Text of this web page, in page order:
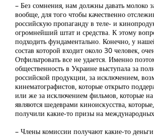
– Без сомнения, нам должны давать молоко
вообще, для того чтобы качественно
российскую пропаганду в теле- и
огромнейший штат и средства. К этому
подходить фундаментально. Конечно, у
состав которой входит около 30 человек,
Отфильтровать все не удается. Именно
общественность в Украине выступала за
российской продукции, за исключением,
кинематографистов, которые открыто
или же за исключением фильмов, которые
являются шедеврами киноискусства,
получили какие-то призы на
– Члены комиссии получают какие-то